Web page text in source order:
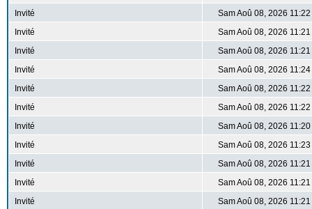
Invité
Sam Aoû 08, 2026
Invité
Sam Aoû 08, 2026
Invité
Sam Aoû 08, 2026
Invité
Sam Aoû 08, 2026
Invité
Sam Aoû 08, 2026
Invité
Sam Aoû 08, 2026
Invité
Sam Aoû 08, 2026
Invité
Sam Aoû 08, 2026
Invité
Sam Aoû 08, 2026
Invité
Sam Aoû 08, 2026
Invité
Sam Aoû 08, 2026